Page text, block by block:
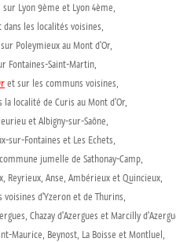
, sur Lyon 9ème et Lyon 4ème,
dans les localités voisines,
Poleymieux au Mont d'Or,
Fontaines-Saint-Martin,
et sur les communs voisines,
la localité de Curis au Mont d'Or,
et Albigny-sur-Saône,
sur-Fontaines et Les Echets,
jumelle de Sathonay-Camp,
Reyrieux, Anse, Ambérieux et Quincieux,
voisines d'Yzeron et de Thurins,
Chazay d'Azergues et Marcilly
Maurice, Beynost, La Boisse et Montluel,